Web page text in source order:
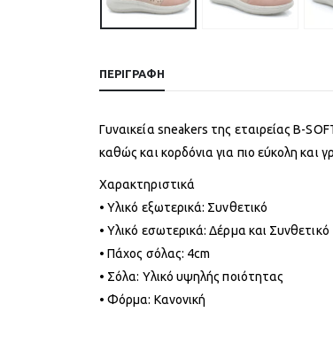
ΠΕΡΙΓΡΑΦΉ
Γυναικεία sneakers της εταιρείας B-
καθώς και κορδόνια για πιο εύκολη και
Χαρακτηριστικά
• Υλικό εξωτερικά: Συνθετικό
• Υλικό εσωτερικά: Δέρμα και Συνθετικό
• Πάχος σόλας: 4cm
• Σόλα: Υλικό υψηλής ποιότητας
• Φόρμα: Κανονική